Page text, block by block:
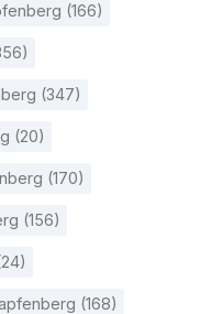
(166)
(347)
(20)
(170)
(156)
(168)